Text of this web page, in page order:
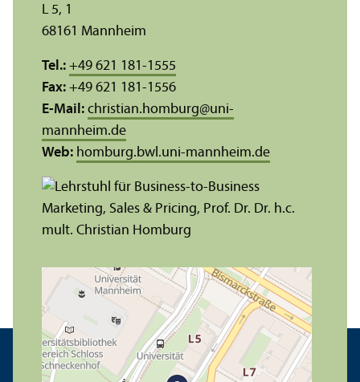
L 5, 1
68161 Mannheim
Tel.: +49 621 181-1555
Fax: +49 621 181-1556
E-Mail: christian.homburg@uni-
mannheim.de
Web: homburg.bwl.uni-mannheim.de